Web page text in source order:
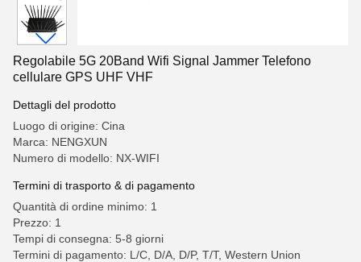
Regolabile 5G 20Band Wifi Signal Jammer Telefono
cellulare GPS UHF VHF
Dettagli del prodotto
Luogo di origine: Cina
Marca: NENGXUN
Numero di modello: NX-WIFI
Termini di trasporto & di pagamento
Quantità di ordine minimo: 1
Prezzo: 1
Tempi di consegna: 5-8 giorni
Termini di pagamento: L/C, D/A, D/P, T/T, Western Union